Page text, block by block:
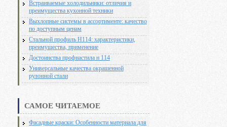
Встраиваемые холодильники: отличия и
преимущества кухонной техники
Выхлопные системы в ассортименте: качество
по доступным ценам
Стальной профиль Н114: характеристики,
преимущества, применение
Достоинства профнастила н 114
Универсальные качества окрашенной
рулонной стали
САМОЕ ЧИТАЕМОЕ
Фасадные краски: Особенности материала для